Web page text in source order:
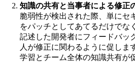
知識の共有と当事者による修正
脆弱性が検出された際、単にセ
をパッチとしてあてるだけでな
記述した開発者にフィードバッ
人が修正に関わるように促しま
学習とチーム全体の知識共有が